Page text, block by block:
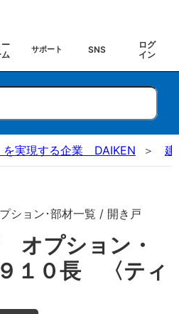
サポート SNS
ログ
イン
を実現する企業 DAIKEN 建
ション･部材一覧 / 開き戸
オプション・
０長 〈ティ